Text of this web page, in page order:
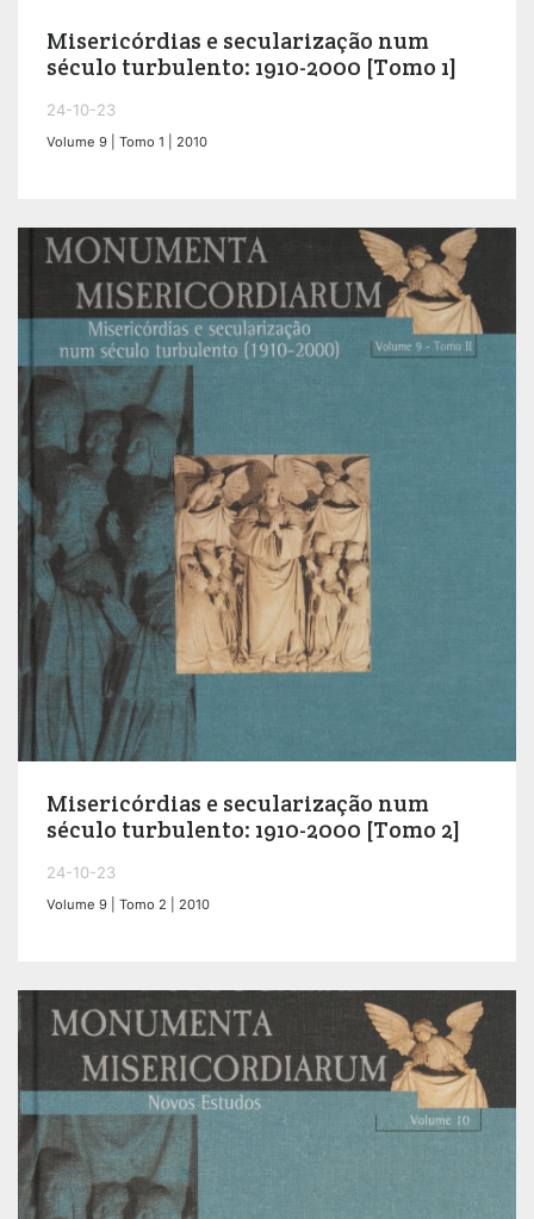
Misericórdias e secularização num
século turbulento: 1910-2000 [Tomo 1]
24-10-23
Volume 9 | Tomo 1 | 2010
Misericórdias e secularização num
século turbulento: 1910-2000 [Tomo 2]
24-10-23
Volume 9 | Tomo 2 | 2010